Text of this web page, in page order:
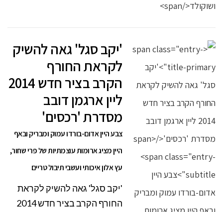
'יקב סגל' גאה להשיק
לקראת החורף
הקרב בציר חדש 2014
ליין ארגמן דובב
מסדרת 'רכסים'
צבע היין אדום-בורדו עמוק ומבריק ובאף
היין מציג ארומות עוצמתיות של פרי שחור,
עץ אלון איכותי ועשבי תיבול טריים
'יקב סגל' גאה להשיק לקראת
החורף הקרב בציר חדש 2014